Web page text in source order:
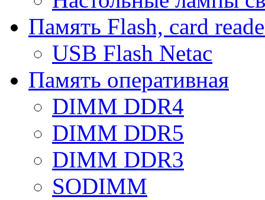
Память Flash, card
USB Flash Netac
Память оперативная
DIMM DDR4
DIMM DDR5
DIMM DDR3
SODIMM